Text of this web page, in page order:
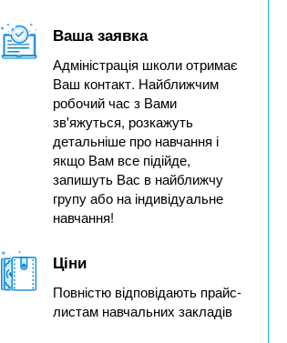
Ваша заявка
Адміністрація школи отримає
Ваш контакт. Найближчим
робочий час з Вами
зв'яжуться, розкажуть
детальніше про навчання і
якщо Вам все підійде,
запишуть Вас в найближчу
групу або на індивідуальне
навчання!
Ціни
Повністю відповідають прайс-
листам навчальних закладів